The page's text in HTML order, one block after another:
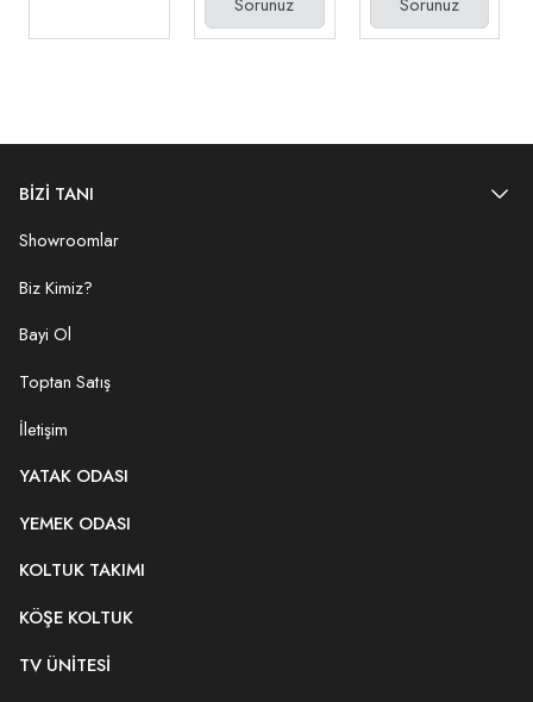
BİZİ TANI
Showroomlar
Biz Kimiz?
Bayi Ol
Toptan Satış
İletişim
YATAK ODASI
YEMEK ODASI
KOLTUK TAKIMI
KÖŞE KOLTUK
TV ÜNITESI